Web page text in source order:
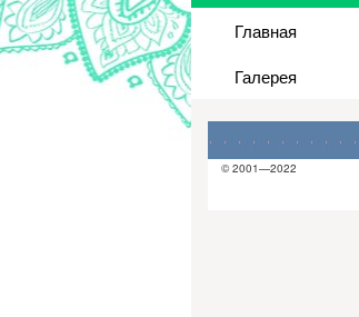
Главная
Галерея
© 2001—2022